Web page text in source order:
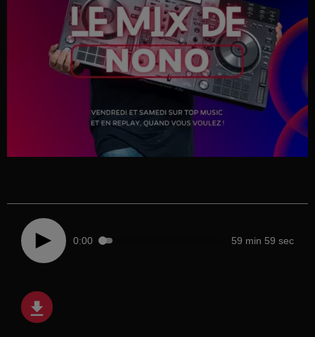
0:00 59 min 59 sec